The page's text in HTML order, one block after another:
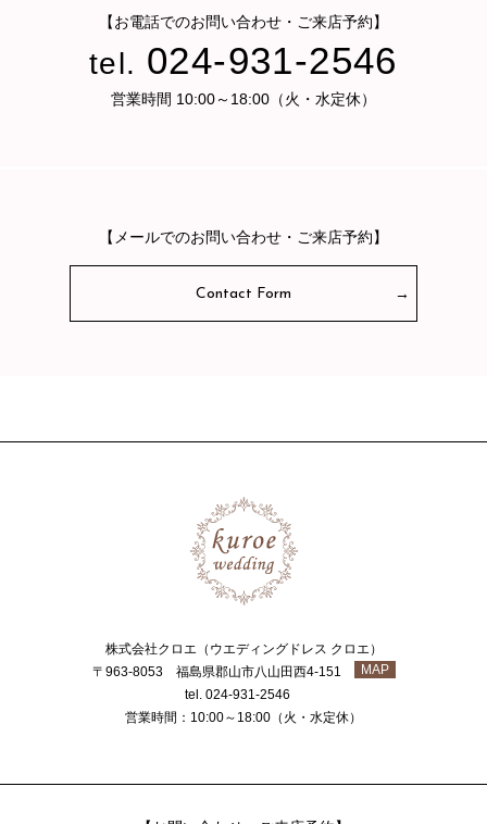
【お電話でのお問い合わせ・ご来店予約】
tel. 024-931-2546
営業時間 10:00～18:00（火・水定休）
【メールでのお問い合わせ・ご来店予約】
Contact Form
株式会社クロエ（ウエディングドレス クロエ）
〒963-8053 福島県郡山市八山田西4-151
MAP
tel. 024-931-2546
営業時間：10:00～18:00（火・水定休）